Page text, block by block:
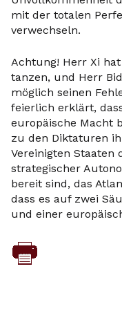
mit der totalen
verwechseln.
Achtung! Herr Xi
tanzen, und Herr
möglich seinen
feierlich erklärt,
europäische Macht
zu den Diktaturen
Vereinigten Staaten
strategischer
bereit sind, das
dass es auf zwei
und einer